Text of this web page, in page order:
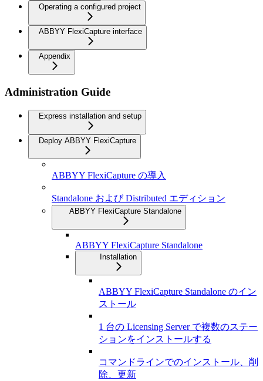
Operating a configured project
ABBYY FlexiCapture interface
Appendix
Administration Guide
Express installation and setup
Deploy ABBYY FlexiCapture
ABBYY FlexiCapture の導入
Standalone および Distributed エディション
ABBYY FlexiCapture Standalone
ABBYY FlexiCapture Standalone
Installation
ABBYY FlexiCapture Standalone のイン
ストール
1 台の Licensing Server で複数のステー
ションをインストールする
コマンドラインでのインストール、削
除、更新